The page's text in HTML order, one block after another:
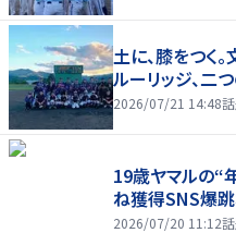
土に、膝をつく
ルーリッジ、二
2026/07/21 14:48
19歳ヤマルの“
ね獲得SNS爆
2026/07/20 11:12